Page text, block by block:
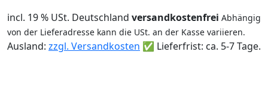
incl. 19 % USt. Deutschland versandkostenfrei Abhängig
von der Lieferadresse kann die USt. an der Kasse variieren.
Ausland: zzgl. Versandkosten ✅ Lieferfrist: ca. 5-7 Tage.